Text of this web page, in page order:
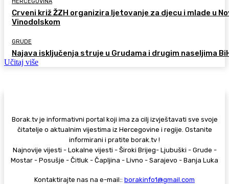
Crveni križ ŽZH organizira ljetovanje za djecu i mlade u
Vinodolskom
GRUDE
Najava isključenja struje u Grudama i drugim naseljima
Učitaj više
Borak.tv je informativni portal koji ima za cilj izvještavati sve svoje
čitatelje o aktualnim vijestima iz Hercegovine i regije. Ostanite
informirani i pratite borak.tv !
Najnovije vijesti - Lokalne vijesti - Široki Brijeg- Ljubuški - Grude -
Mostar - Posušje - Čitluk - Čapljina - Livno - Sarajevo - Banja Luka
Kontaktirajte nas na e-mail:: borakinfo1@gmail.com